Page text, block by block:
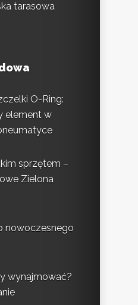
tarasowa
O-Ring:
element w
sprzętem –
Zielona
nowoczesnego
wynajmować?